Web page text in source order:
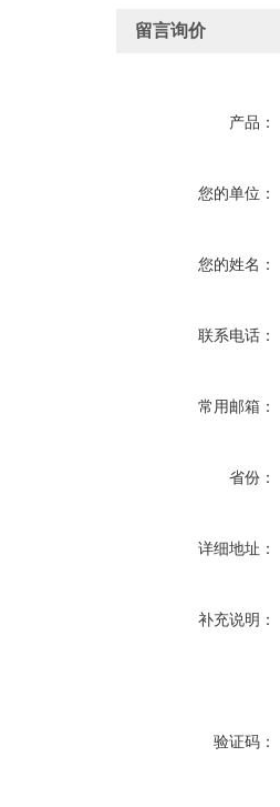
留言询价
产品：
您的单位：
您的姓名：
联系电话：
常用邮箱：
省份：
详细地址：
补充说明：
验证码：